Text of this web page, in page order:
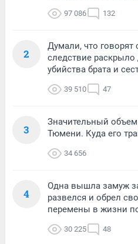
97 086 132
2
Думали, что
следствие раскрыло
убийства брата и
39 510 47
3
Значительный
Тюмени. Куда его
34 656
4
Одна вышла замуж
развелся и обрел
перемены в жизни
30 225 48